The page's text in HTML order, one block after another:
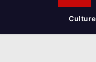
Culture